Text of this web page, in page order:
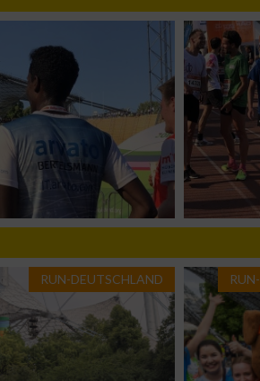
RUN-DEUTSCHLAND
Daten aus